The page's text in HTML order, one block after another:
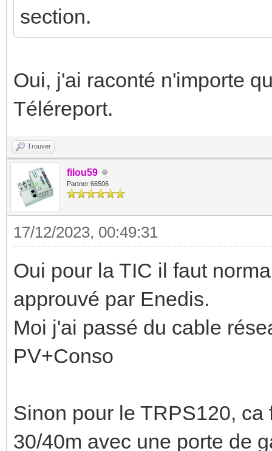
section.
Oui, j'ai raconté n'importe
Téléreport.
Trouver
filou59
Partner 66506
17/12/2023, 00:49:31
Oui pour la TIC il faut
approuvé par Enedis.
Moi j'ai passé du cable
PV+Conso
Sinon pour le TRPS120,
30/40m avec une porte de